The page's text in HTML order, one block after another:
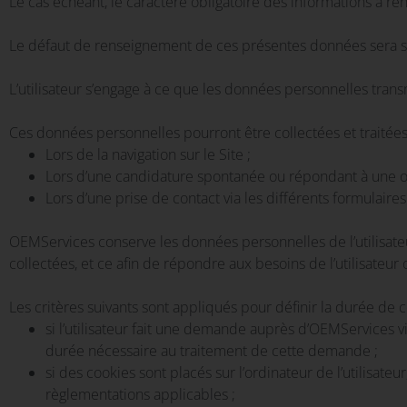
Le défaut de renseignement de ces présentes données
L’utilisateur s’engage à ce que les données personnelles
Ces données personnelles pourront être collectées et
Lors de la navigation sur le Site ;
Lors d’une candidature spontanée ou répondant à une
Lors d’une prise de contact via les différents
OEMServices conserve les données personnelles de
collectées, et ce afin de répondre aux besoins de
Les critères suivants sont appliqués pour définir la durée de
si l’utilisateur fait une demande auprès
durée nécessaire au traitement de cette demande ;
si des cookies sont placés sur l’ordinateur de
règlementations applicables ;